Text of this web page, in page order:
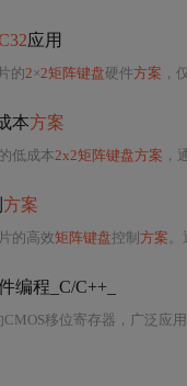
应用
的2×2矩阵键盘硬件方案 ，
本方案
低成本2x2矩阵键盘方案 ，
方案
的高效矩阵键盘控制 方案。
编程_C/C++_
移位寄存器，广泛应